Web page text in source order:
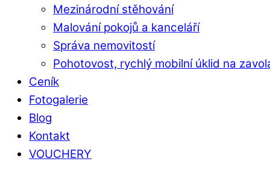
Mezinárodní stěhování
Malování pokojů a kanceláří
Správa nemovitostí
Pohotovost, rychlý mobilní úklid na
Ceník
Fotogalerie
Blog
Kontakt
VOUCHERY